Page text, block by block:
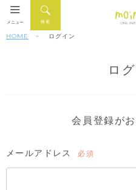
検索
メニュー
HOME ログイン
ロ
会員登録が
メールアドレス
須)